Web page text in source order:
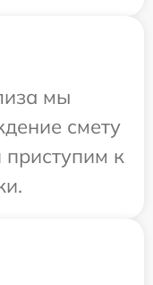
мы
смету
приступим к